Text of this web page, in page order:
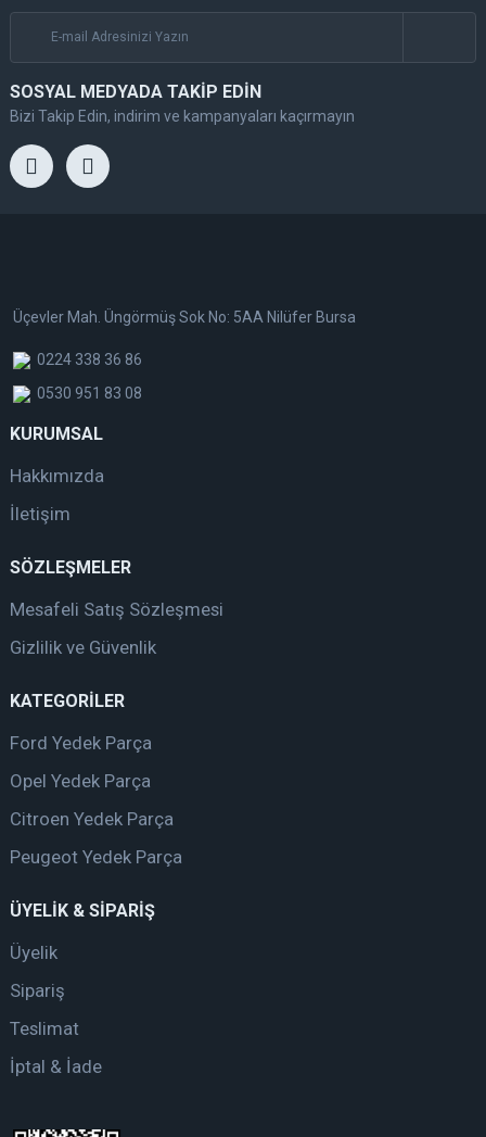
SOSYAL MEDYADA TAKİP EDİN
Bizi Takip Edin, indirim ve kampanyaları kaçırmayın
Üçevler Mah. Üngörmüş Sok No: 5AA Nilüfer Bursa
0224 338 36 86
0530 951 83 08
KURUMSAL
Hakkımızda
İletişim
SÖZLEŞMELER
Mesafeli Satış Sözleşmesi
Gizlilik ve Güvenlik
KATEGORİLER
Ford Yedek Parça
Opel Yedek Parça
Citroen Yedek Parça
Peugeot Yedek Parça
ÜYELİK & SİPARİŞ
Üyelik
Sipariş
Teslimat
İptal & İade